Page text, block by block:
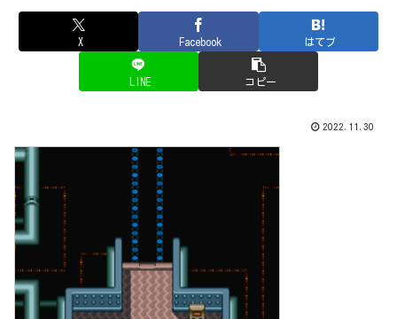
X Facebook はてブ
LINE コピー
2022.11.30